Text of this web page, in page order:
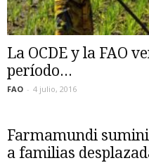
La OCDE y la FAO
período...
FAO - 4 julio, 2016
Farmamundi
a familias